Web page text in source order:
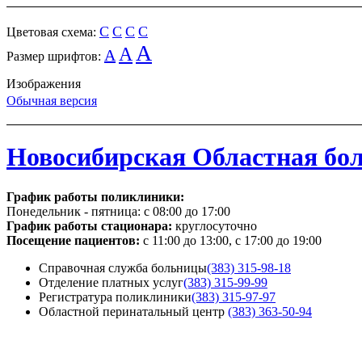
Цветовая схема: C C C C
Размер шрифтов: A A A
Изображения
Обычная версия
Новосибирская Областная
График работы поликлиники:
Понедельник - пятница: с 08:00 до 17:00
График работы стационара: круглосуточно
Посещение пациентов: с 11:00 до 13:00, с 17:00 до 19:00
Справочная служба больницы(383) 315-98-18
Отделение платных услуг(383) 315-99-99
Регистратура поликлиники(383) 315-97-97
Областной перинатальный центр (383) 363-50-94